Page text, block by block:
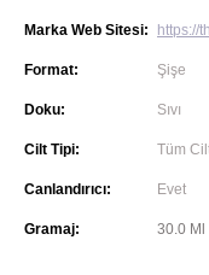
Marka Web Sitesi: https://
Format: Şişe
Doku: Sıvı
Cilt Tipi: Tüm
Canlandırıcı: Evet
Gramaj: 30.0 Ml